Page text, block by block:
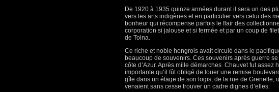
De 1920 à 1935 quinze années durant il sera un des
vers les arts indigènes et en particulier vers celui des
bonheur qui récompense parfois le flair des
corporation si jalouse et si fermée et par un coup de
de Tolna.
Ce riche et noble hongrois avait circulé dans le
beaucoup de souvenirs. Ces souvenirs après guerre
côte d’Azur. Après mille démarches Chauvet fut assez
importante qu’il fût obligé de louer une remise
gîte dans un étage de son logis, de la rue de
venaient sans cesse trouver un cadre dignes d’elles.